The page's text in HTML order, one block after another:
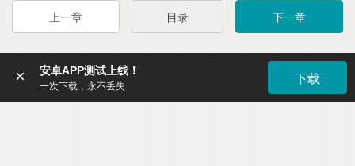
上一章 目录 下一章
× 安卓APP测试上线！
一次下载，永不丢失
下载